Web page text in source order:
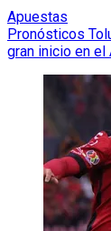
Apuestas
Pronósticos
gran inicio en el